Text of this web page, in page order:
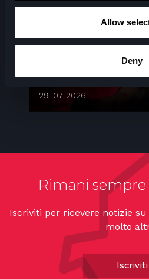
Allow
Deny
29-07-2026
Rimani
Iscriviti per ricevere notizie
molto
Iscriviti